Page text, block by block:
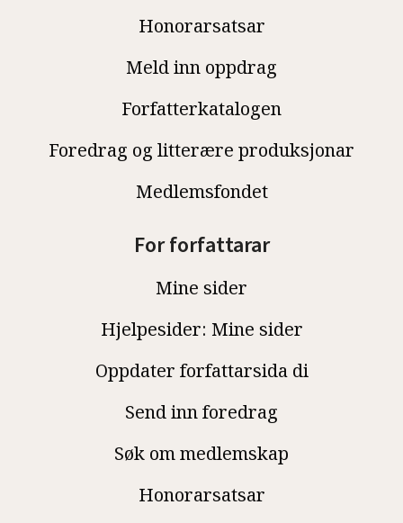
Honorarsatsar
Meld inn oppdrag
Forfatterkatalogen
Foredrag og litterære produksjonar
Medlemsfondet
For forfattarar
Mine sider
Hjelpesider: Mine sider
Oppdater forfattarsida di
Send inn foredrag
Søk om medlemskap
Honorarsatsar